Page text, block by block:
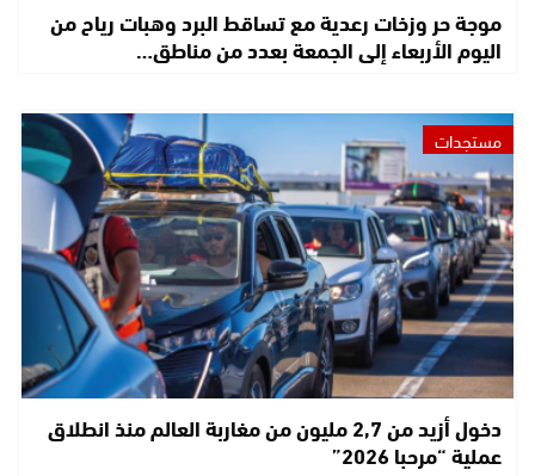
موجة حر وزخات رعدية مع تساقط البرد وهبات رياح من
اليوم الأربعاء إلى الجمعة بعدد من مناطق…
مستجدات
دخول أزيد من 2,7 مليون من مغاربة العالم منذ انطلاق
عملية “مرحبا 2026”